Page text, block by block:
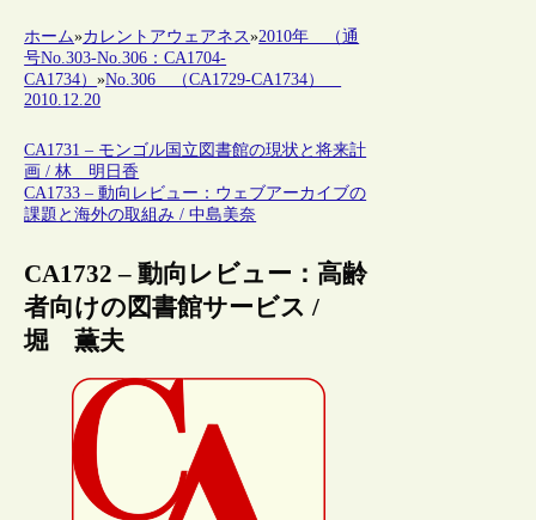
ホーム»カレントアウェアネス»2010年 （通
号No.303-No.306：CA1704-
CA1734）»No.306 （CA1729-CA1734）
2010.12.20
CA1731 – モンゴル国立図書館の現状と将来計
画 / 林 明日香
CA1733 – 動向レビュー：ウェブアーカイブの
課題と海外の取組み / 中島美奈
CA1732 – 動向レビュー：高齢
者向けの図書館サービス /
堀 薫夫